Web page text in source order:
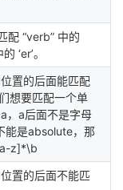
配 “verb” 中的
‘er’。
置的后面能匹配
想要匹配一个单
，a后面不是字母
能是absolute，那
z]*\b
置的后面不能匹